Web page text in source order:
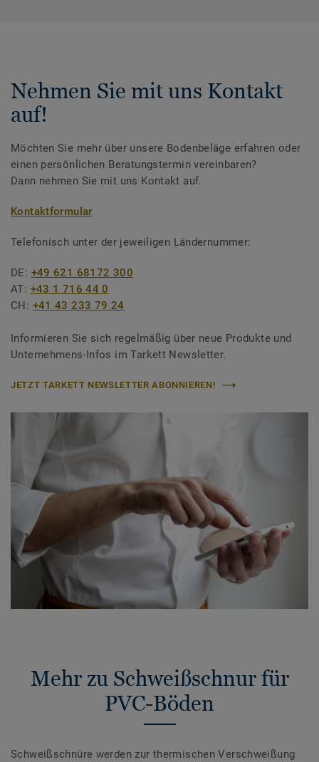
Nehmen Sie mit uns Kontakt
auf!
Möchten Sie mehr über unsere Bodenbeläge erfahren oder
einen persönlichen Beratungstermin vereinbaren?
Dann nehmen Sie mit uns Kontakt auf.
Kontaktformular
Telefonisch unter der jeweiligen Ländernummer:
DE: +49 621 68172 300
AT: +43 1 716 44 0
CH: +41 43 233 79 24
Informieren Sie sich regelmäßig über neue Produkte und
Unternehmens-Infos im Tarkett Newsletter.
JETZT TARKETT NEWSLETTER ABONNIEREN!
Mehr zu Schweißschnur für
PVC-Böden
Schweißschnüre werden zur thermischen Verschweißung